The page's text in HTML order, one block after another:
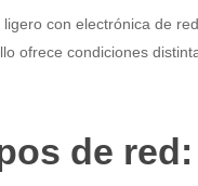
con electrónica de
ofrece condiciones
de red: